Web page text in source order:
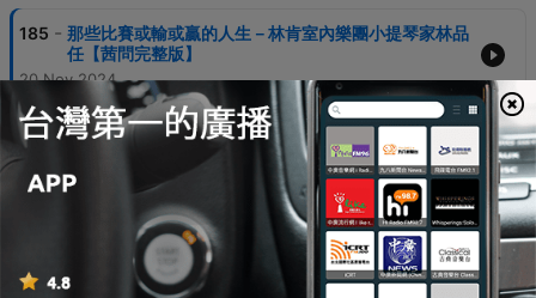
185 - 那些比賽或輸或贏的人生－林肯室內樂團小提琴家林品
任【茜問完整版】
20 Nov 2024
184 - 用我一生，救那些被家暴刺傷的孩子－伯大尼兒少家園
江秀圈院長、伯大尼志工傳記作家楊艾俐【茜問完整
13 Nov 2024
那些與小布希、川普、賀錦麗近身接觸的點滴－專訪美
國前商務部副助理部長【茜問完整版】
06 Nov 2024